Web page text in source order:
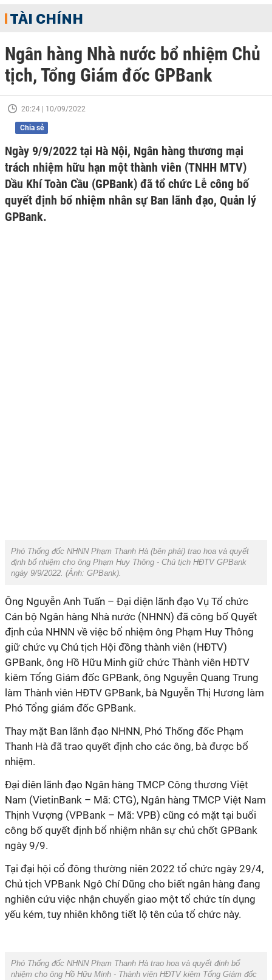
TÀI CHÍNH
Ngân hàng Nhà nước bổ nhiệm Chủ
tịch, Tổng Giám đốc GPBank
20:24 | 10/09/2022
Chia sẻ
Ngày 9/9/2022 tại Hà Nội, Ngân hàng thương mại
trách nhiệm hữu hạn một thành viên (TNHH MTV)
Dầu Khí Toàn Cầu (GPBank) đã tổ chức Lễ công bố
quyết định bổ nhiệm nhân sự Ban lãnh đạo, Quản lý
GPBank.
Phó Thống đốc NHNN Phạm Thanh Hà (bên phải) trao hoa và quyết
định bổ nhiệm cho ông Phạm Huy Thông - Chủ tịch HĐTV GPBank
ngày 9/9/2022. (Ảnh: GPBank).
Ông Nguyễn Anh Tuấn – Đại diện lãnh đạo Vụ Tổ chức
Cán bộ Ngân hàng Nhà nước (NHNN) đã công bố Quyết
định của NHNN về việc bổ nhiệm ông Phạm Huy Thông
giữ chức vụ Chủ tịch Hội đồng thành viên (HĐTV)
GPBank, ông Hồ Hữu Minh giữ chức Thành viên HĐTV
kiêm Tổng Giám đốc GPBank, ông Nguyễn Quang Trung
làm Thành viên HĐTV GPBank, bà Nguyễn Thị Hương làm
Phó Tổng giám đốc GPBank.
Thay mặt Ban lãnh đạo NHNN, Phó Thống đốc Phạm
Thanh Hà đã trao quyết định cho các ông, bà được bổ
nhiệm.
Đại diên lãnh đạo Ngân hàng TMCP Công thương Việt
Nam (VietinBank – Mã: CTG), Ngân hàng TMCP Việt Nam
Thịnh Vượng (VPBank – Mã: VPB) cũng có mặt tại buổi
công bố quyết định bổ nhiệm nhân sự chủ chốt GPBank
ngày 9/9.
Tại đại hội cổ đông thường niên 2022 tổ chức ngày 29/4,
Chủ tịch VPBank Ngô Chí Dũng cho biết ngân hàng đang
nghiên cứu việc nhận chuyển giao một tổ chức tín dụng
yếu kém, tuy nhiên không tiết lộ tên của tổ chức này.
Phó Thống đốc NHNN Phạm Thanh Hà trao hoa và quyết định bổ
nhiệm cho ông Hồ Hữu Minh - Thành viên HĐTV kiêm Tổng Giám đốc